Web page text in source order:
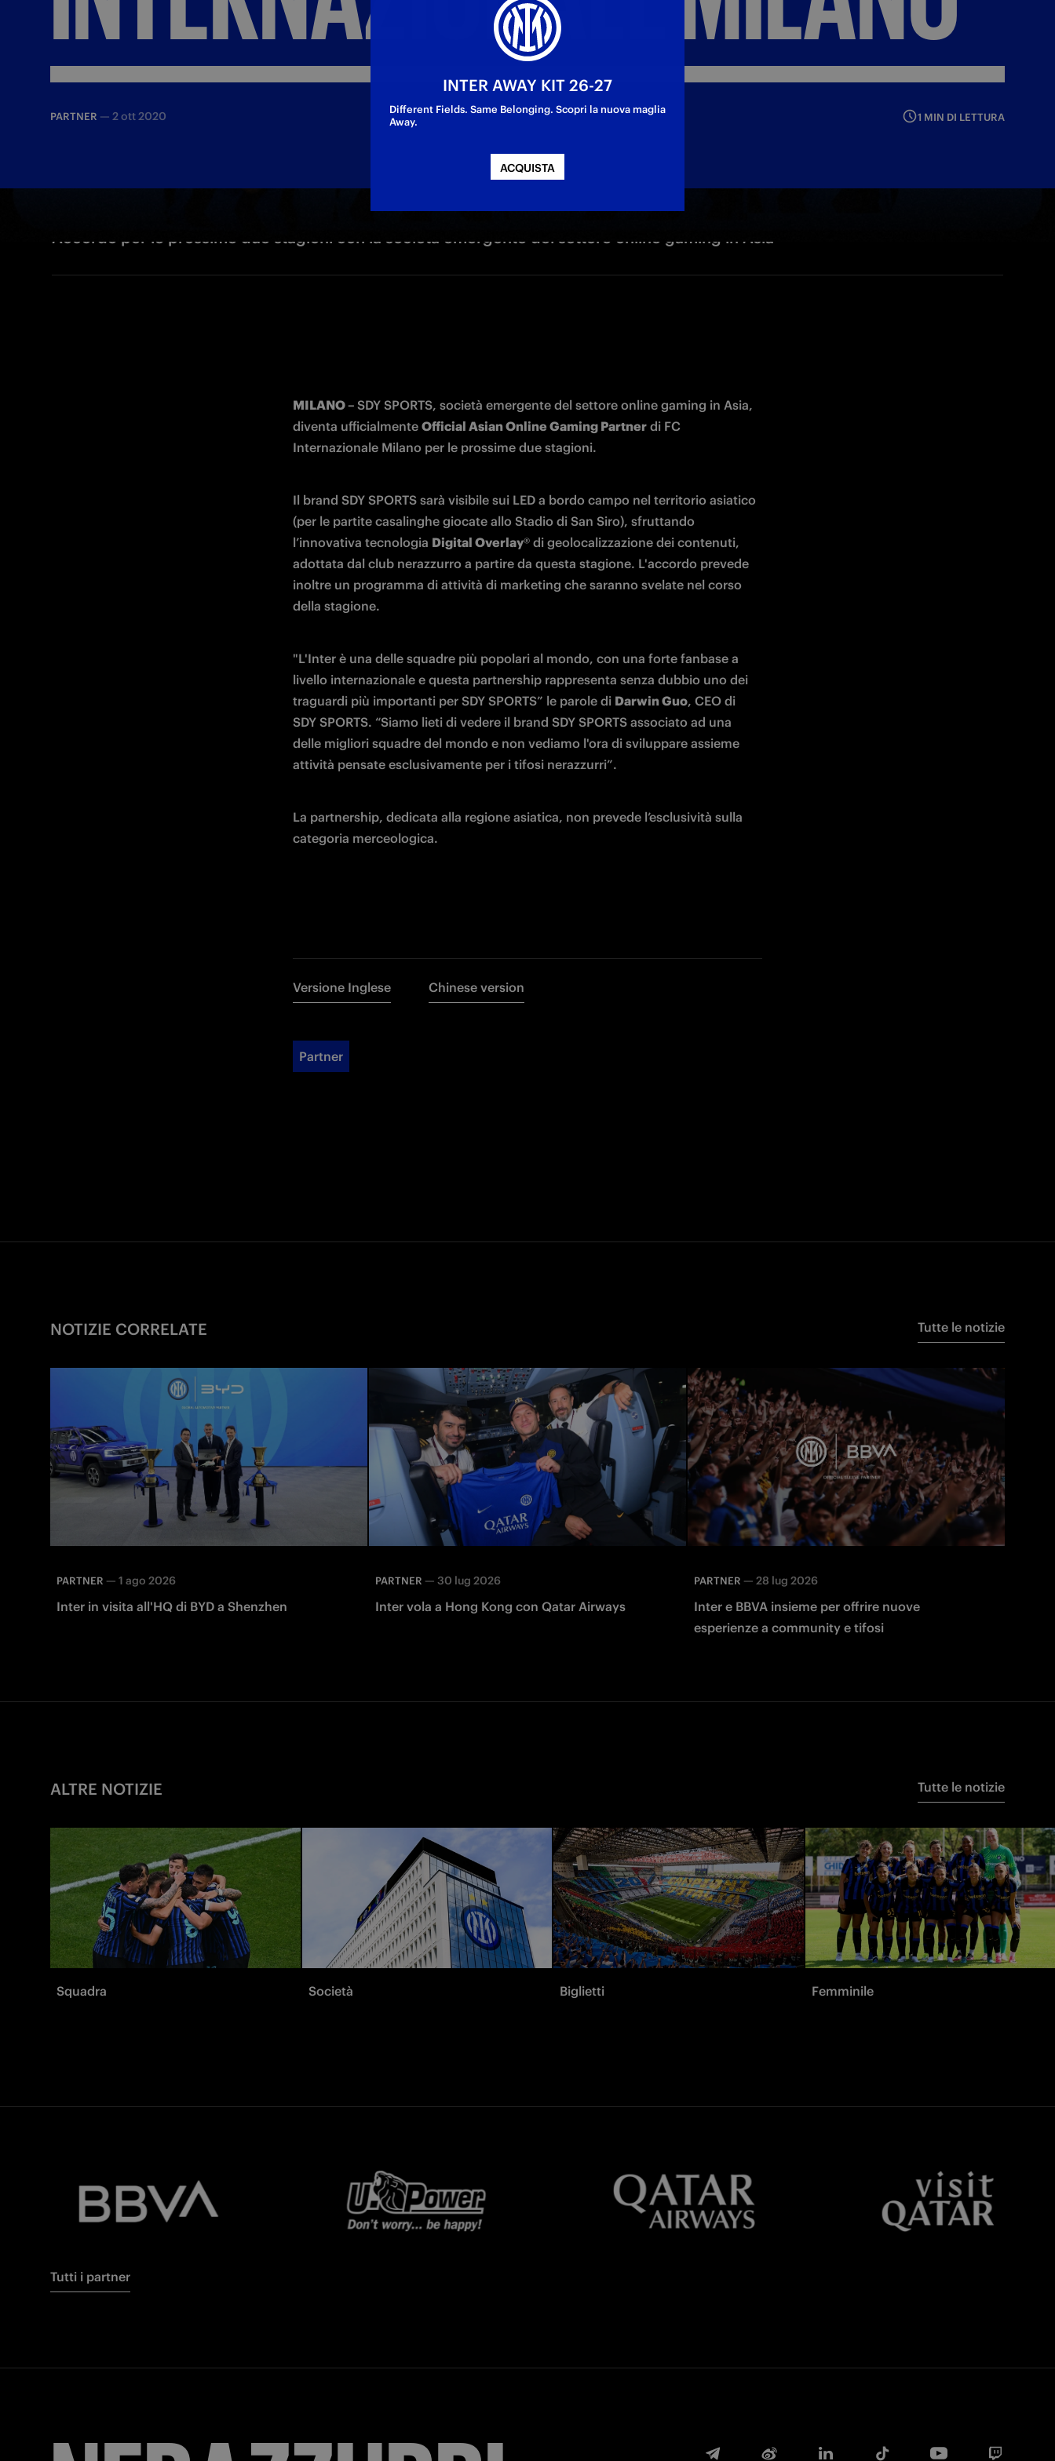
PARTNER — 2 ott 2020 1 MIN DI LETTURA
Accordo per le prossime due stagioni con la società emergente del settore online gaming in Asia
MILANO – SDY SPORTS, società emergente del settore online gaming in Asia,
diventa ufficialmente Official Asian Online Gaming Partner di FC
Internazionale Milano per le prossime due stagioni.
Il brand SDY SPORTS sarà visibile sui LED a bordo campo nel territorio asiatico
(per le partite casalinghe giocate allo Stadio di San Siro), sfruttando
l’innovativa tecnologia Digital Overlay®️ di geolocalizzazione dei contenuti,
adottata dal club nerazzurro a partire da questa stagione. L'accordo prevede
inoltre un programma di attività di marketing che saranno svelate nel corso
della stagione.
"L'Inter è una delle squadre più popolari al mondo, con una forte fanbase a
livello internazionale e questa partnership rappresenta senza dubbio uno dei
traguardi più importanti per SDY SPORTS” le parole di Darwin Guo, CEO di
SDY SPORTS. “Siamo lieti di vedere il brand SDY SPORTS associato ad una
delle migliori squadre del mondo e non vediamo l'ora di sviluppare assieme
attività pensate esclusivamente per i tifosi nerazzurri”.
La partnership, dedicata alla regione asiatica, non prevede l’esclusività sulla
categoria merceologica.
Versione Inglese Chinese version
Partner
NOTIZIE CORRELATE Tutte le notizie
PARTNER — 1 ago 2026
Inter in visita all'HQ di BYD a Shenzhen
PARTNER — 30 lug 2026
Inter vola a Hong Kong con Qatar Airways
PARTNER — 28 lug 2026
Inter e BBVA insieme per offrire nuove
esperienze a community e tifosi
ALTRE NOTIZIE Tutte le notizie
Squadra Società Biglietti Femminile
Tutti i partner
INTER AWAY KIT 26-27
Different Fields. Same Belonging. Scopri la nuova maglia
Away.
ACQUISTA